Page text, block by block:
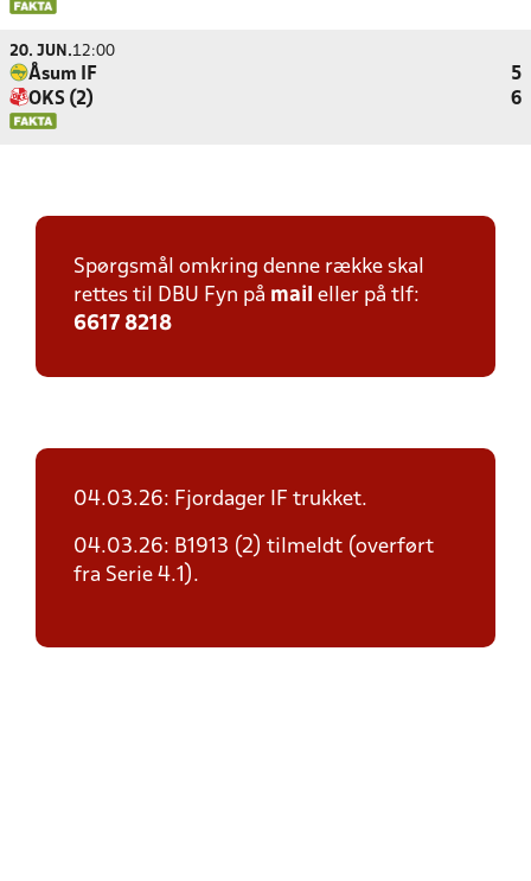
20. JUN.12:00
Åsum IF
5
OKS (2)
6
Spørgsmål omkring denne række skal
rettes til DBU Fyn på mail eller på tlf:
6617 8218
04.03.26: Fjordager IF trukket.
04.03.26: B1913 (2) tilmeldt (overført
fra Serie 4.1).